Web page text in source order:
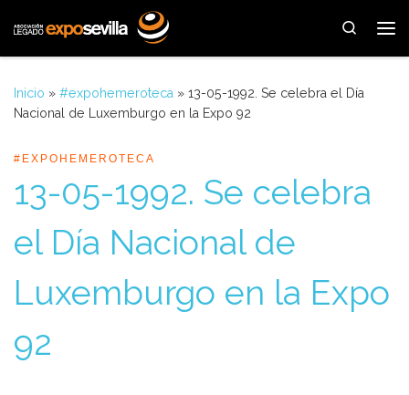
Saltar al contenido
Search
Inicio » #expohemeroteca » 13-05-1992. Se celebra el Día
Nacional de Luxemburgo en la Expo 92
#EXPOHEMEROTECA
13-05-1992. Se celebra
el Día Nacional de
Luxemburgo en la Expo
92